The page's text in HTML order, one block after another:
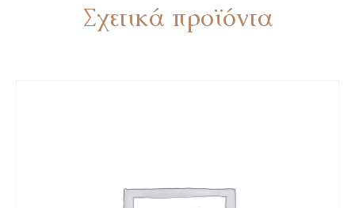
Σχετικά προϊόντα